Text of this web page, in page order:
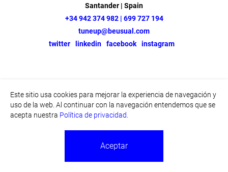
Este sitio usa cookies para mejorar la experiencia de navegación y
uso de la web. Al continuar con la navegación entendemos que se
acepta nuestra Política de privacidad.
Aceptar
Santander | Spain
+34 942 374 982 | 699 727 194
tuneup@beusual.com
twitter
linkedin facebook instagram